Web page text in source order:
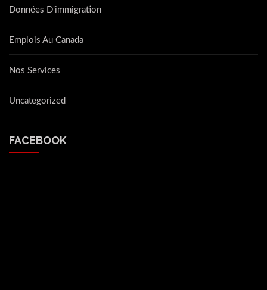
Données D'immigration
Emplois Au Canada
Nos Services
Uncategorized
FACEBOOK